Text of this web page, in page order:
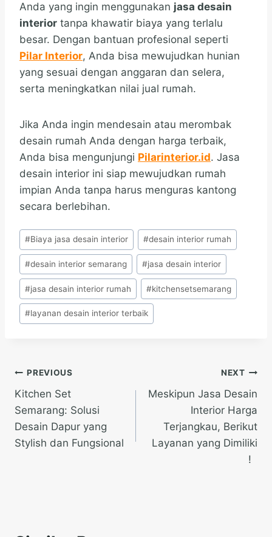
Anda yang ingin menggunakan jasa desain
interior tanpa khawatir biaya yang terlalu
besar. Dengan bantuan profesional seperti
Pilar Interior, Anda bisa mewujudkan hunian
yang sesuai dengan anggaran dan selera,
serta meningkatkan nilai jual rumah.
Jika Anda ingin mendesain atau merombak
desain rumah Anda dengan harga terbaik,
Anda bisa mengunjungi Pilarinterior.id. Jasa
desain interior ini siap mewujudkan rumah
impian Anda tanpa harus menguras kantong
secara berlebihan.
Post
Tags:
#Biaya jasa desain interior #desain interior rumah
#desain interior semarang #jasa desain interior
#jasa desain interior rumah #kitchensetsemarang
#layanan desain interior terbaik
Post
navigation
PREVIOUS
Kitchen Set
Semarang: Solusi
Desain Dapur yang
Stylish dan Fungsional
NEXT
Meskipun Jasa Desain
Interior Harga
Terjangkau, Berikut
Layanan yang Dimiliki
!